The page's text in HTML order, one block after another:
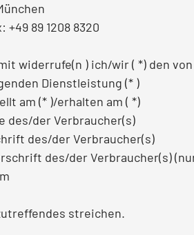
+49 89 1208 8320
widerrufe(n ) ich/wir ( *) den
Dienstleistung (* )
am (* )/erhalten am ( *)
des/der Verbraucher(s)
des/der Verbraucher(s)
des/der Verbraucher(s)
streichen.